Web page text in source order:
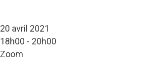
20 avril 2021
18h00 - 20h00
Zoom